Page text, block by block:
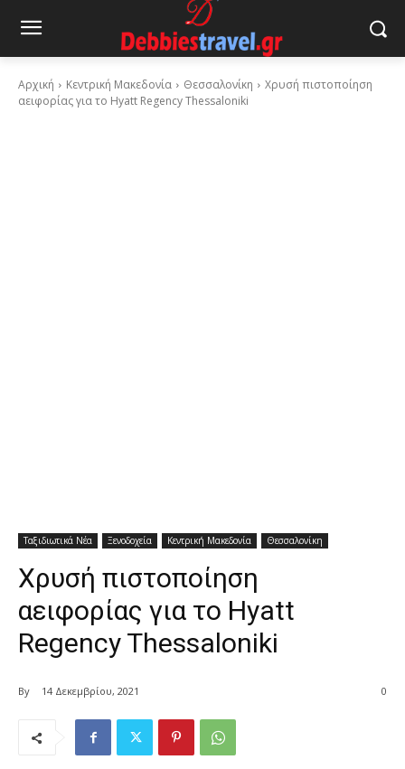
Αρχική Κεντρική Μακεδονία Θεσσαλονίκη
Χρυσή πιστοποίηση
αειφορίας για το Hyatt Regency Thessaloniki
Ταξιδιωτικά Νέα Ξενοδοχεία Κεντρική Μακεδονία Θεσσαλονίκη
Χρυσή πιστοποίηση
αειφορίας για το Hyatt
Regency Thessaloniki
By 14 Δεκεμβρίου, 2021 0